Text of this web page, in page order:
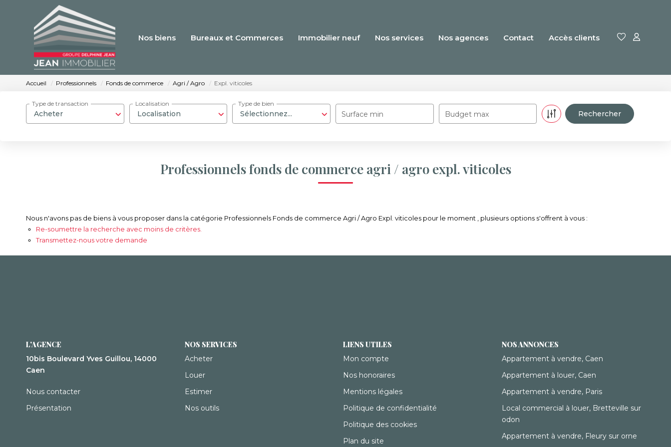
Nos biens Bureaux et Commerces Immobilier neuf Nos services Nos agences Contact Accès clients
Accueil Professionnels Fonds de commerce Agri / Agro Expl. viticoles
Acheter
Type de transaction
Localisation
Localisation
Sélectionnez...
Type de bien
Surface min Budget max
Professionnels fonds de commerce agri / agro expl. viticoles
Nous n'avons pas de biens à vous proposer dans la catégorie Professionnels Fonds de commerce Agri / Agro Expl. viticoles pour le moment , plusieurs options s'offrent à vous :
Re-soumettre la recherche avec moins de critères.
Transmettez-nous votre demande
L'AGENCE
10bis Boulevard Yves Guillou, 14000
Caen
Nous contacter
Présentation
NOS SERVICES
Acheter
Louer
Estimer
Nos outils
LIENS UTILES
Mon compte
Nos honoraires
Mentions légales
Politique de confidentialité
Politique des cookies
Plan du site
NOS ANNONCES
Appartement à vendre, Caen
Appartement à louer, Caen
Appartement à vendre, Paris
Local commercial à louer, Bretteville sur
odon
Appartement à vendre, Fleury sur orne